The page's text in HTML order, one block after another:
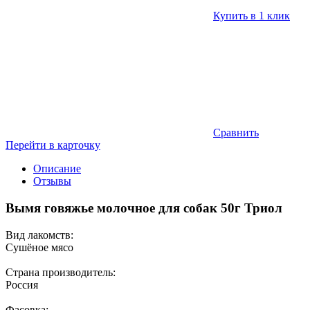
Купить в 1 клик
Сравнить
Перейти в карточку
Описание
Отзывы
Вымя говяжье молочное для собак 50г Триол
Вид лакомств:
Сушёное мясо
Страна производитель:
Россия